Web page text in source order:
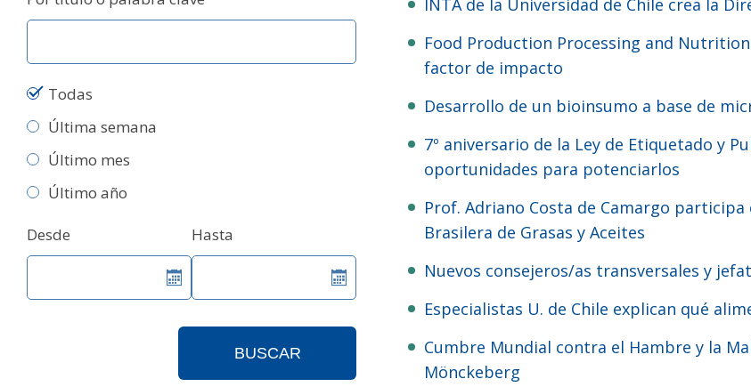
Todas
Última semana
Último mes
Último año
Desde Hasta
INTA de la Universidad de Chile crea la
Food Production Processing and Nutrition coeditada por académico del INTA recibe su primer
factor de impacto
Desarrollo de un bioinsumo a base de
7º aniversario de la Ley de Etiquetado y Publicidad de los Alimentos: 7 resultados exitosos y
oportunidades para potenciarlos
Prof. Adriano Costa de Camargo participa en seminario en el marco de los 30 años de la Sociedad
Brasilera de Grasas y Aceites
Nuevos consejeros/as transversales y
Especialistas U. de Chile explican qué
Cumbre Mundial contra el Hambre y la Malnutrición cierra con homenaje al Dr. Fernando
Mönckeberg